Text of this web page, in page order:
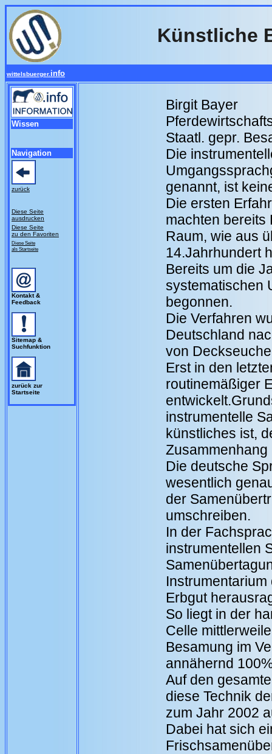
Künstliche
wittelsbuerger. info
Wissen
Navigation
zurück
Diese Seite
ausdrucken
Diese Seite
zu den Favoriten
Diese Seite
als Startseite
Kontakt &
Feedback
Sitemap &
Suchfunktion
zurück zur
Startseite
Birgit Bayer
Staatl. gepr.
Die
genannt, ist
Die ersten
machten bereits
Raum, wie aus
14.Jahrhundert
Bereits um die
systematischen
begonnen.
Die Verfahren
Deutschland
von
Erst in den
routinemäßiger
instrumentelle
künstliches ist,
Die deutsche
wesentlich
der
umschreiben.
In der
instrumentellen
Erbgut
So liegt in der
Celle
Besamung im
annähernd
Auf den
diese Technik
zum Jahr 2002
Dabei hat sich